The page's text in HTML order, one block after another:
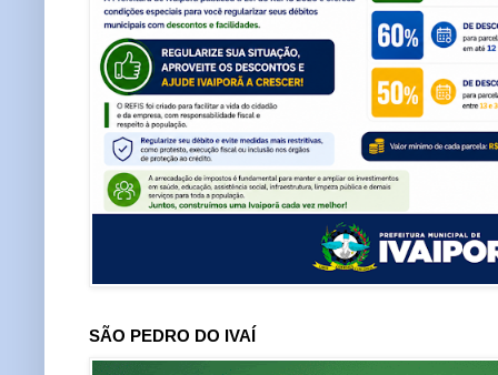
SÃO PEDRO DO IVAÍ